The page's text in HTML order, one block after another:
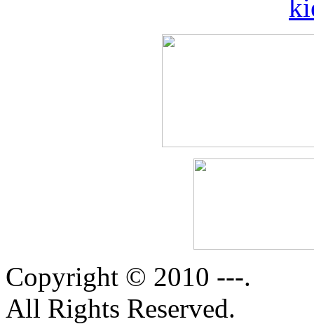
Copyright © 2010 ---.
All Rights Reserved.